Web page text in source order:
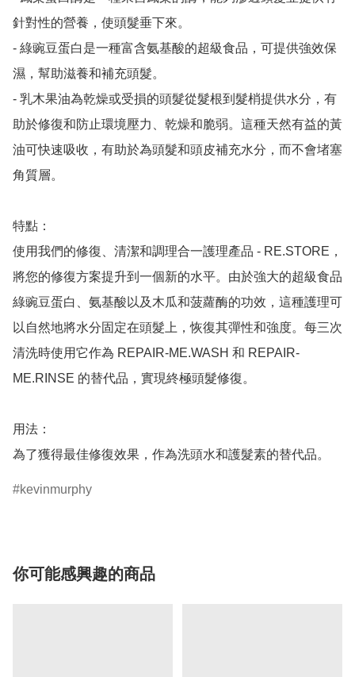
針對性的營養，使頭髮垂下來。
- 綠豌豆蛋白是一種富含氨基酸的超級食品，可提供強效保
濕，幫助滋養和補充頭髮。
- 乳木果油為乾燥或受損的頭髮從髮根到髮梢提供水分，有
助於修復和防止環境壓力、乾燥和脆弱。這種天然有益的黃
油可快速吸收，有助於為頭髮和頭皮補充水分，而不會堵塞
角質層。
特點：
使用我們的修復、清潔和調理合一護理產品 - RE.STORE，
將您的修復方案提升到一個新的水平。由於強大的超級食品
綠豌豆蛋白、氨基酸以及木瓜和菠蘿酶的功效，這種護理可
以自然地將水分固定在頭髮上，恢復其彈性和強度。每三次
清洗時使用它作為 REPAIR-ME.WASH 和 REPAIR-
ME.RINSE 的替代品，實現終極頭髮修復。
用法：
kevinmurphy
你可能感興趣的商品